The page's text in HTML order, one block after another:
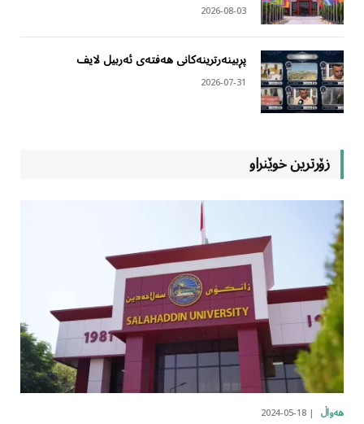
2026-08-03
پڕبینەرترینەکانی هەفتەی ئەربیل لایف
2026-07-31
زۆرترین خوێنراو
هەواڵ 2024-05-18